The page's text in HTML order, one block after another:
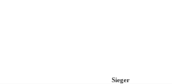
Sieger